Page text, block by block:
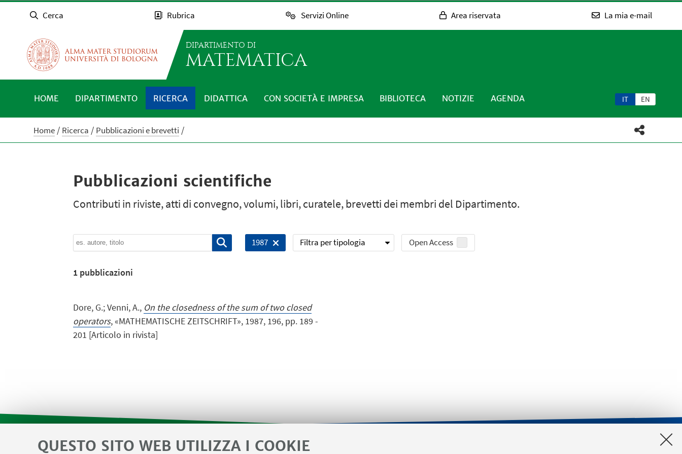
QUESTO SITO WEB UTILIZZA I COOKIE
Cerca Rubrica Servizi Online Area riservata La mia e-mail
DIPARTIMENTO DI
MATEMATICA
IT EN
HOME DIPARTIMENTO RICERCA DIDATTICA CON SOCIETÀ E IMPRESA BIBLIOTECA NOTIZIE AGENDA
Home Ricerca Pubblicazioni e brevetti
Pubblicazioni scientifiche
Contributi in riviste, atti di convegno, volumi, libri, curatele, brevetti dei membri del Dipartimento.
1987 Filtra per tipologia Open Access
1pubblicazioni
Dore, G.; Venni, A., On the closedness of the sum of two closed
operators, «MATHEMATISCHE ZEITSCHRIFT», 1987, 196, pp. 189 -
201 [Articolo in rivista]